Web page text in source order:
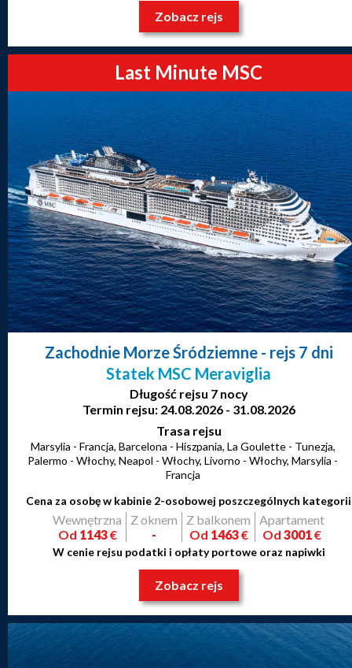
Zobacz rejs
Last Minute MSC
Zachodnie Morze Śródziemne- rejs 7 dni
Statek MSC Meraviglia
Długość rejsu 7 nocy
Termin rejsu: 24.08.2026 - 31.08.2026
Trasa rejsu
Marsylia - Francja, Barcelona - Hiszpania, La Goulette - Tunezja,
Palermo - Włochy, Neapol - Włochy, Livorno - Włochy, Marsylia -
Francja
Cena za osobę w kabinie 2-osobowej poszczególnych kategorii
Wewnętrzna
Od 1143€
Z oknem
-
Z balkonem
Od 1463€
Apartament
Od 3001€
W cenie rejsu podatki i opłaty portowe oraz napiwki
Zobacz rejs